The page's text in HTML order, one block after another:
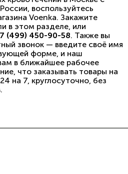
воспользуйтесь
Voenka. Закажите
в этом разделе, или
(499) 450-90-58. Также вы
звонок — введите своё имя
форме, и наш
в ближайшее рабочее
что заказывать товары на
на 7, круглосуточно, без